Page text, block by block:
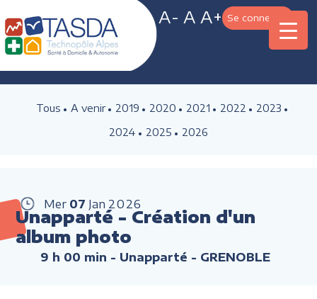
A- A A+ Se connecter
Tous A venir 2019 2020 2021 2022
2023
2024
2025 2026
Mer 07 Jan 2026
Unapparté - Création d'un
album photo
9 h 00 min - Unapparté - GRENOBLE